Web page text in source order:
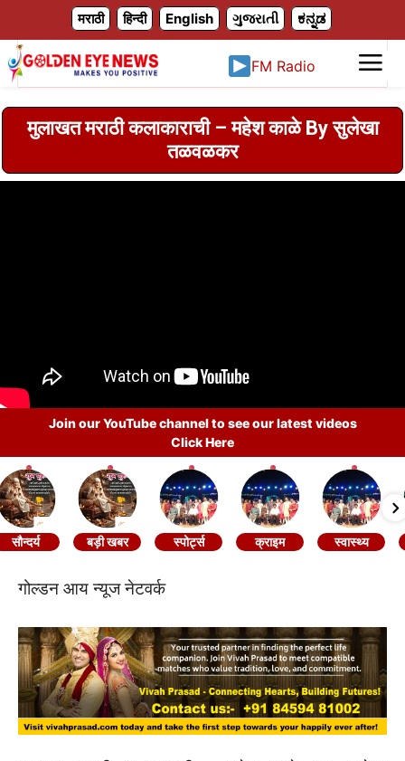
मराठी हिन्दी English ગુજરાતી ಕನ್ನಡ
FM Radio
मुलाखत मराठी कलाकाराची – महेश काळे By सुलेखा
तळवळकर
Join our YouTube channel to see our latest videos
Click Here
सौन्दर्य बड़ी खबर स्पोर्ट्स क्राइम स्वास्थ्य
गोल्डन आय न्यूज नेटवर्क